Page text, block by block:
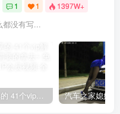
1 1 1397W+
都没有写...
网上分享的 41个vip解析接口 有需要的拿去~ 免费看全网VIP会员视频